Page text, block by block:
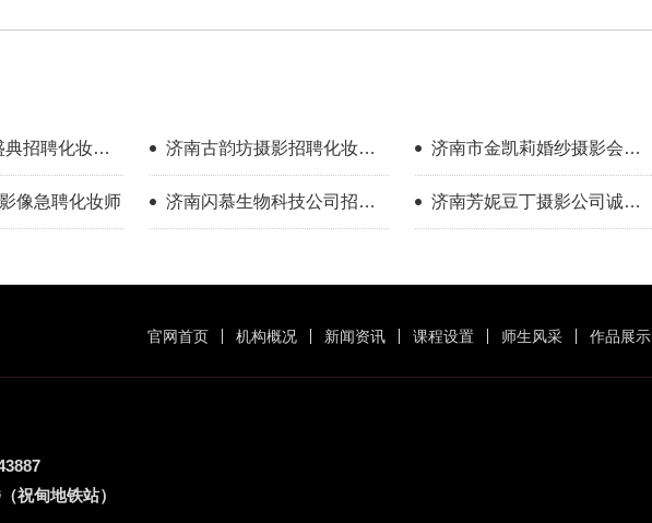
招聘化妆师
）
济南古韵坊摄影招聘化妆师
4000+提成
济南市金凯莉婚纱摄影会馆
招聘化妆师
像急聘化妆师
济南闪慕生物科技公司招聘
美甲师
济南芳妮豆丁摄影公司诚聘
化妆师
官网首页 机构概况 新闻资讯 课程设置 师生风采 作品展示
祝甸地铁站）